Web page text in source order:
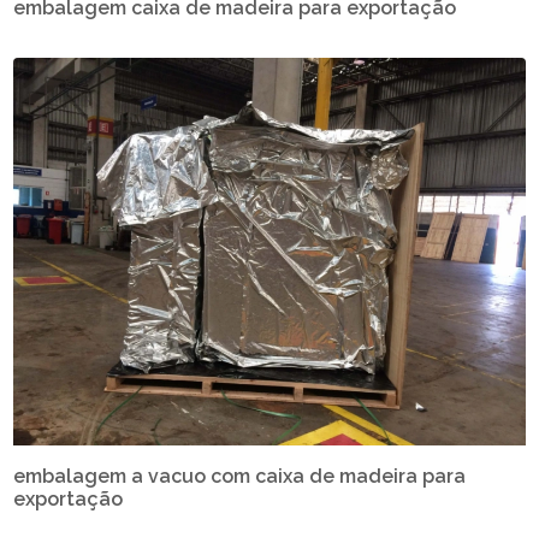
embalagem caixa de madeira para exportação
embalagem a vacuo com caixa de madeira para
exportação